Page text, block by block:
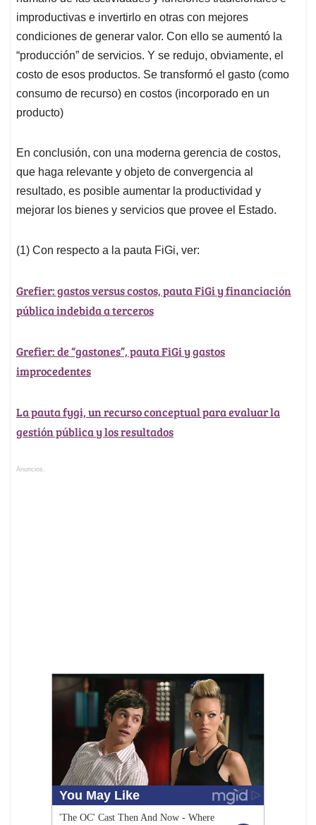
improductivas e invertirlo en otras con mejores
condiciones de generar valor. Con ello se aumentó la
“producción” de servicios. Y se redujo, obviamente, el
costo de esos productos. Se transformó el gasto (como
consumo de recurso) en costos (incorporado en un
producto)
En conclusión, con una moderna gerencia de costos,
que haga relevante y objeto de convergencia al
resultado, es posible aumentar la productividad y
mejorar los bienes y servicios que provee el Estado.
(1) Con respecto a la pauta FiGi, ver:
Grefier: gastos versus costos, pauta FiGi y financiación
pública indebida a terceros
Grefier: de “gastones”, pauta FiGi y gastos
improcedentes
La pauta fygi, un recurso conceptual para evaluar la
gestión pública y los resultados
Anuncios.